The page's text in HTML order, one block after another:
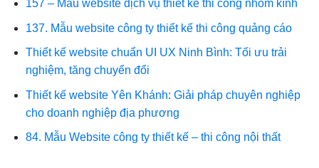
157 – Mẫu website dịch vụ thiết kế thi công nhôm kính
137. Mẫu website công ty thiết kế thi công quảng cáo
Thiết kế website chuẩn UI UX Ninh Bình: Tối ưu trải
nghiệm, tăng chuyển đổi
Thiết kế website Yên Khánh: Giải pháp chuyên nghiệp
cho doanh nghiệp địa phương
84. Mẫu Website công ty thiết kế – thi công nội thất